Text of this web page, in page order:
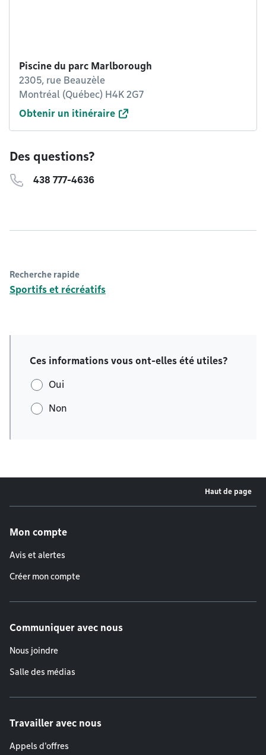
Piscine du parc Marlborough
2305, rue Beauzèle
Montréal (Québec) H4K 2G7
Obtenir un itinéraire
Des questions?
438 777-4636
Recherche rapide
Sportifs et récréatifs
Ces informations vous ont-elles été utiles?
Oui
Non
Haut de page
Mon compte
Avis et alertes
Créer mon compte
Communiquer avec nous
Nous joindre
Salle des médias
Travailler avec nous
Appels d'offres